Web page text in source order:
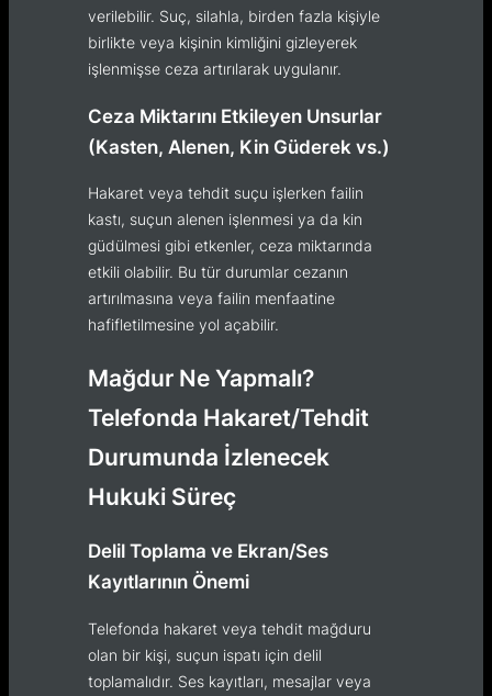
verilebilir. Suç, silahla, birden fazla kişiyle
birlikte veya kişinin kimliğini gizleyerek
işlenmişse ceza artırılarak uygulanır.
Ceza Miktarını Etkileyen Unsurlar
(Kasten, Alenen, Kin Güderek vs.)
Hakaret veya tehdit suçu işlerken failin
kastı, suçun alenen işlenmesi ya da kin
güdülmesi gibi etkenler, ceza miktarında
etkili olabilir. Bu tür durumlar cezanın
artırılmasına veya failin menfaatine
hafifletilmesine yol açabilir.
Mağdur Ne Yapmalı?
Telefonda Hakaret/Tehdit
Durumunda İzlenecek
Hukuki Süreç
Delil Toplama ve Ekran/Ses
Kayıtlarının Önemi
Telefonda hakaret veya tehdit mağduru
olan bir kişi, suçun ispatı için delil
toplamalıdır. Ses kayıtları, mesajlar veya